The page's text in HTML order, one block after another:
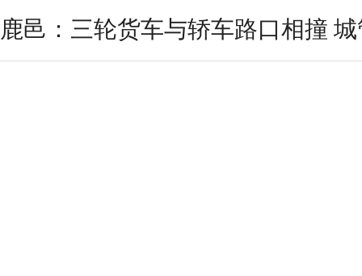
鹿邑：三轮货车与轿车路口相撞